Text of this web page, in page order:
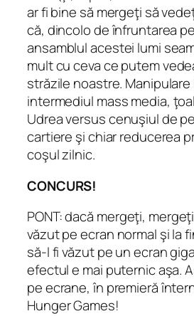
ar fi bine să mergeţi să
că, dincolo de înfruntarea
ansamblul acestei lumi
mult cu ceva ce putem
străzile noastre. Manipulare
intermediul mass media,
Udrea versus cenuşiul de
cartiere şi chiar reducerea
coşul zilnic.
CONCURS!
PONT: dacă mergeţi,
văzut pe ecran normal şi la
să-l fi văzut pe un ecran
efectul e mai puternic aşa.
pe ecrane, în premieră
Hunger Games!